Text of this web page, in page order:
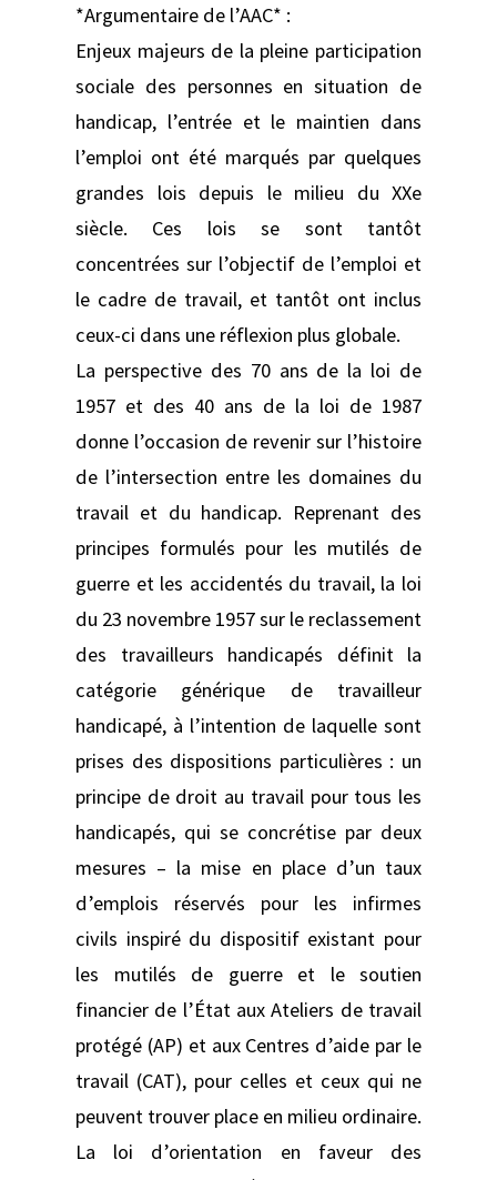
*Argumentaire de l’AAC* :
Enjeux majeurs de la pleine participation
sociale des personnes en situation de
handicap, l’entrée et le maintien dans
l’emploi ont été marqués par quelques
grandes lois depuis le milieu du XXe
siècle. Ces lois se sont tantôt
concentrées sur l’objectif de l’emploi et
le cadre de travail, et tantôt ont inclus
ceux-ci dans une réflexion plus globale.
La perspective des 70 ans de la loi de
1957 et des 40 ans de la loi de 1987
donne l’occasion de revenir sur l’histoire
de l’intersection entre les domaines du
travail et du handicap. Reprenant des
principes formulés pour les mutilés de
guerre et les accidentés du travail, la loi
du 23 novembre 1957 sur le reclassement
des travailleurs handicapés définit la
catégorie générique de travailleur
handicapé, à l’intention de laquelle sont
prises des dispositions particulières : un
principe de droit au travail pour tous les
handicapés, qui se concrétise par deux
mesures – la mise en place d’un taux
d’emplois réservés pour les infirmes
civils inspiré du dispositif existant pour
les mutilés de guerre et le soutien
financier de l’État aux Ateliers de travail
protégé (AP) et aux Centres d’aide par le
travail (CAT), pour celles et ceux qui ne
peuvent trouver place en milieu ordinaire.
La loi d’orientation en faveur des